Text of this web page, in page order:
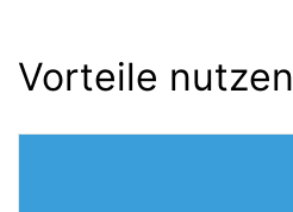
Vorteile nutzen